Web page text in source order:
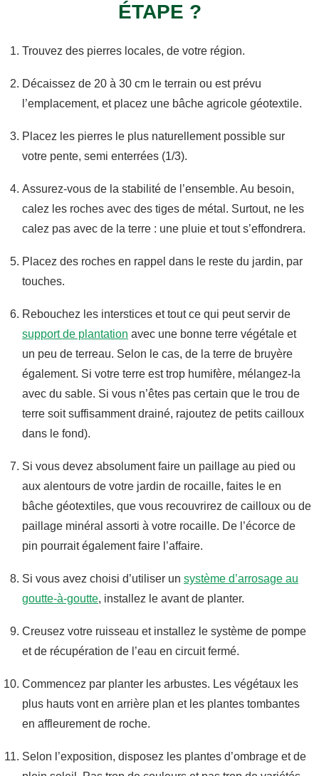
ÉTAPE ?
Trouvez des pierres locales, de votre région.
Décaissez de 20 à 30 cm le terrain ou est prévu
l’emplacement, et placez une bâche agricole géotextile.
Placez les pierres le plus naturellement possible sur
votre pente, semi enterrées (1/3).
Assurez-vous de la stabilité de l’ensemble. Au besoin,
calez les roches avec des tiges de métal. Surtout, ne les
calez pas avec de la terre : une pluie et tout s’effondrera.
Placez des roches en rappel dans le reste du jardin, par
touches.
Rebouchez les interstices et tout ce qui peut servir de
support de plantation avec une bonne terre végétale et
un peu de terreau. Selon le cas, de la terre de bruyère
également. Si votre terre est trop humifère, mélangez-la
avec du sable. Si vous n’êtes pas certain que le trou de
terre soit suffisamment drainé, rajoutez de petits cailloux
dans le fond).
Si vous devez absolument faire un paillage au pied ou
aux alentours de votre jardin de rocaille, faites le en
bâche géotextiles, que vous recouvrirez de cailloux ou de
paillage minéral assorti à votre rocaille. De l’écorce de
pin pourrait également faire l’affaire.
Si vous avez choisi d’utiliser un système d’arrosage au
goutte-à-goutte, installez le avant de planter.
Creusez votre ruisseau et installez le système de pompe
et de récupération de l’eau en circuit fermé.
Commencez par planter les arbustes. Les végétaux les
plus hauts vont en arrière plan et les plantes tombantes
en affleurement de roche.
Selon l’exposition, disposez les plantes d’ombrage et de